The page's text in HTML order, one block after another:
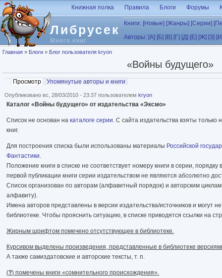
Перейти к основному содержанию
Либрусек
Много книг
Книжная полка Правила Блоги Форумы
Книги: [Новые] [Жанры] [Серии]
Авторы: [А] [Б] [В] [Г] [Д] [Е] [Ж] [З]
Вы здесь
Главная » Блоги » Блог пользователя kryon
«Войны будущего»
Главные вкладки
Просмотр (активная вкладка)
Упомянутые авторы и книги
Опубликовано вс, 28/03/2010 - 23:37 пользователем kryon
Каталог «Войны будущего» от издательства «Эксмо»
Список не основан на каталоге серии. С сайта издательства взяты
книг.
Для построения списка были использованы материалы Российской
Фантастики.
Положение книги в списке не соответствует номеру книги в серии, порядку
первой публикации книги серии издательством не являются абсолютно
Список организован по авторам (алфавитный порядок) и авторским
алфавиту).
Имена авторов представлены в версии издательства/источников и могут
библиотеке. Чтобы прояснить ситуацию, в списке приводятся ссылки на
Жирным шрифтом помечено отсутствующее в библиотеке.
Курсивом выделены произведения, представленные в библиотеке
А также самиздатовские и авторские тексты, т. п.
(?) помечены книги «сомнительного происхождения».